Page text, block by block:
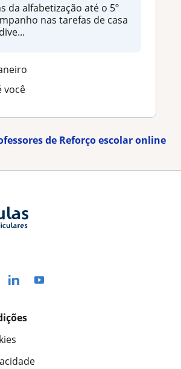
da alfabetização até o 5º
nas tarefas de casa
você
de Reforço escolar online